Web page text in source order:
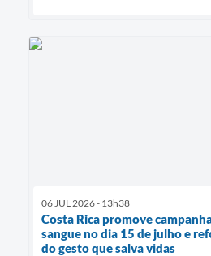
06 JUL 2026 - 13h38
Costa Rica promove
sangue no dia 15 de julho e
do gesto que salva vidas